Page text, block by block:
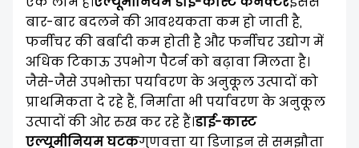
बार-बार बदलने की आवश्यकता कम हो जाती है,
फर्नीचर की बर्बादी कम होती है और फर्नीचर उद्योग में
अधिक टिकाऊ उपभोग पैटर्न को बढ़ावा मिलता है।
जैसे-जैसे उपभोक्ता पर्यावरण के अनुकूल उत्पादों को
प्राथमिकता दे रहे हैं, निर्माता भी पर्यावरण के अनुकूल
उत्पादों की ओर रुख कर रहे हैं।डाई-कास्ट
एल्यूमीनियम घटकगुणवत्ता या डिजाइन से समझौता